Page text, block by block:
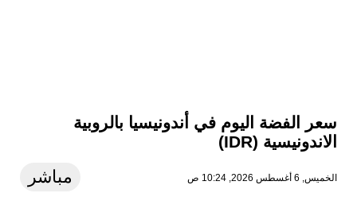
سعر الفضة اليوم في أندونيسيا بالروبية
الاندونيسية (IDR)
الخميس, 6 أغسطس 2026, 10:24 ص مباشر